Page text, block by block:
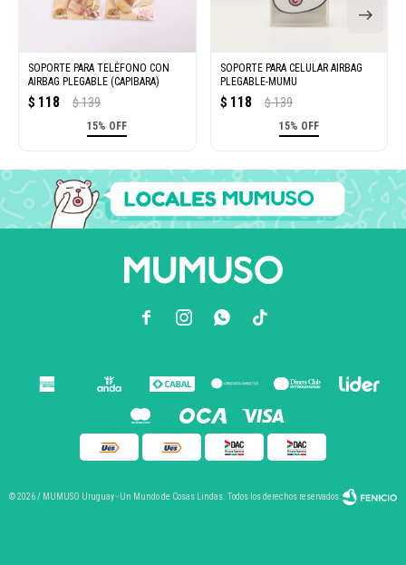
SOPORTE PARA TELÉFONO CON
AIRBAG PLEGABLE (CAPIBARA)
$ 118 $ 139
15% OFF
SOPORTE PARA CELULAR AIRBAG
PLEGABLE-MUMU
$ 118 $ 139
15% OFF
  
© 2026 / MUMUSO Uruguay - Un Mundo de Cosas Lindas. Todos los derechos reservados.